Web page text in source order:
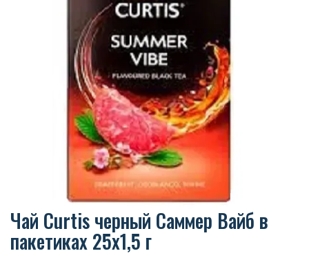
Чай Curtis черный Саммер Вайб в
пакетиках 25х1,5 г